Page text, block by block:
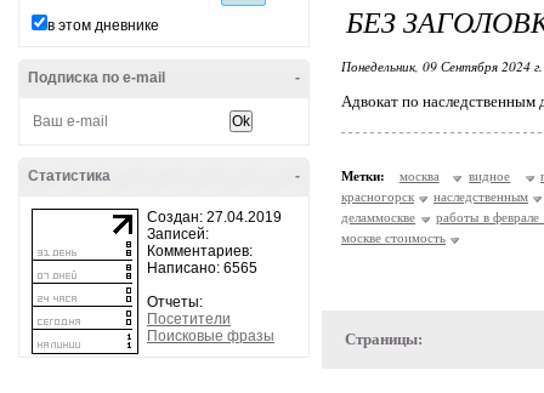
в этом дневнике
-
Подписка по e-mail
-
Статистика
Создан: 27.04.2019
Записей:
Комментариев:
Написано: 6565
Отчеты:
Посетители
Поисковые фразы
БЕЗ
Понедельник, 09 Сентября 2024
Адвокат по
Метки: москва видное
красногорск
наследственным
деламмоскве
работы в феврале
москве стоимость
Страницы: